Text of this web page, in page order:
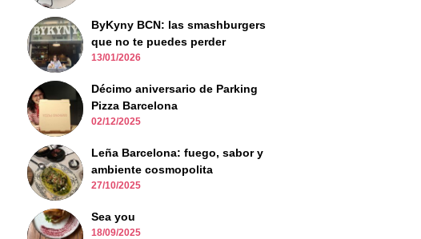
ByKyny BCN: las smashburgers
que no te puedes perder
13/01/2026
Décimo aniversario de Parking
Pizza Barcelona
02/12/2025
Leña Barcelona: fuego, sabor y
ambiente cosmopolita
27/10/2025
Sea you
18/09/2025